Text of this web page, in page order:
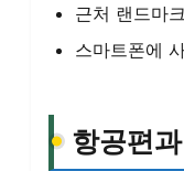
근처 랜드마
스마트폰에
항공편